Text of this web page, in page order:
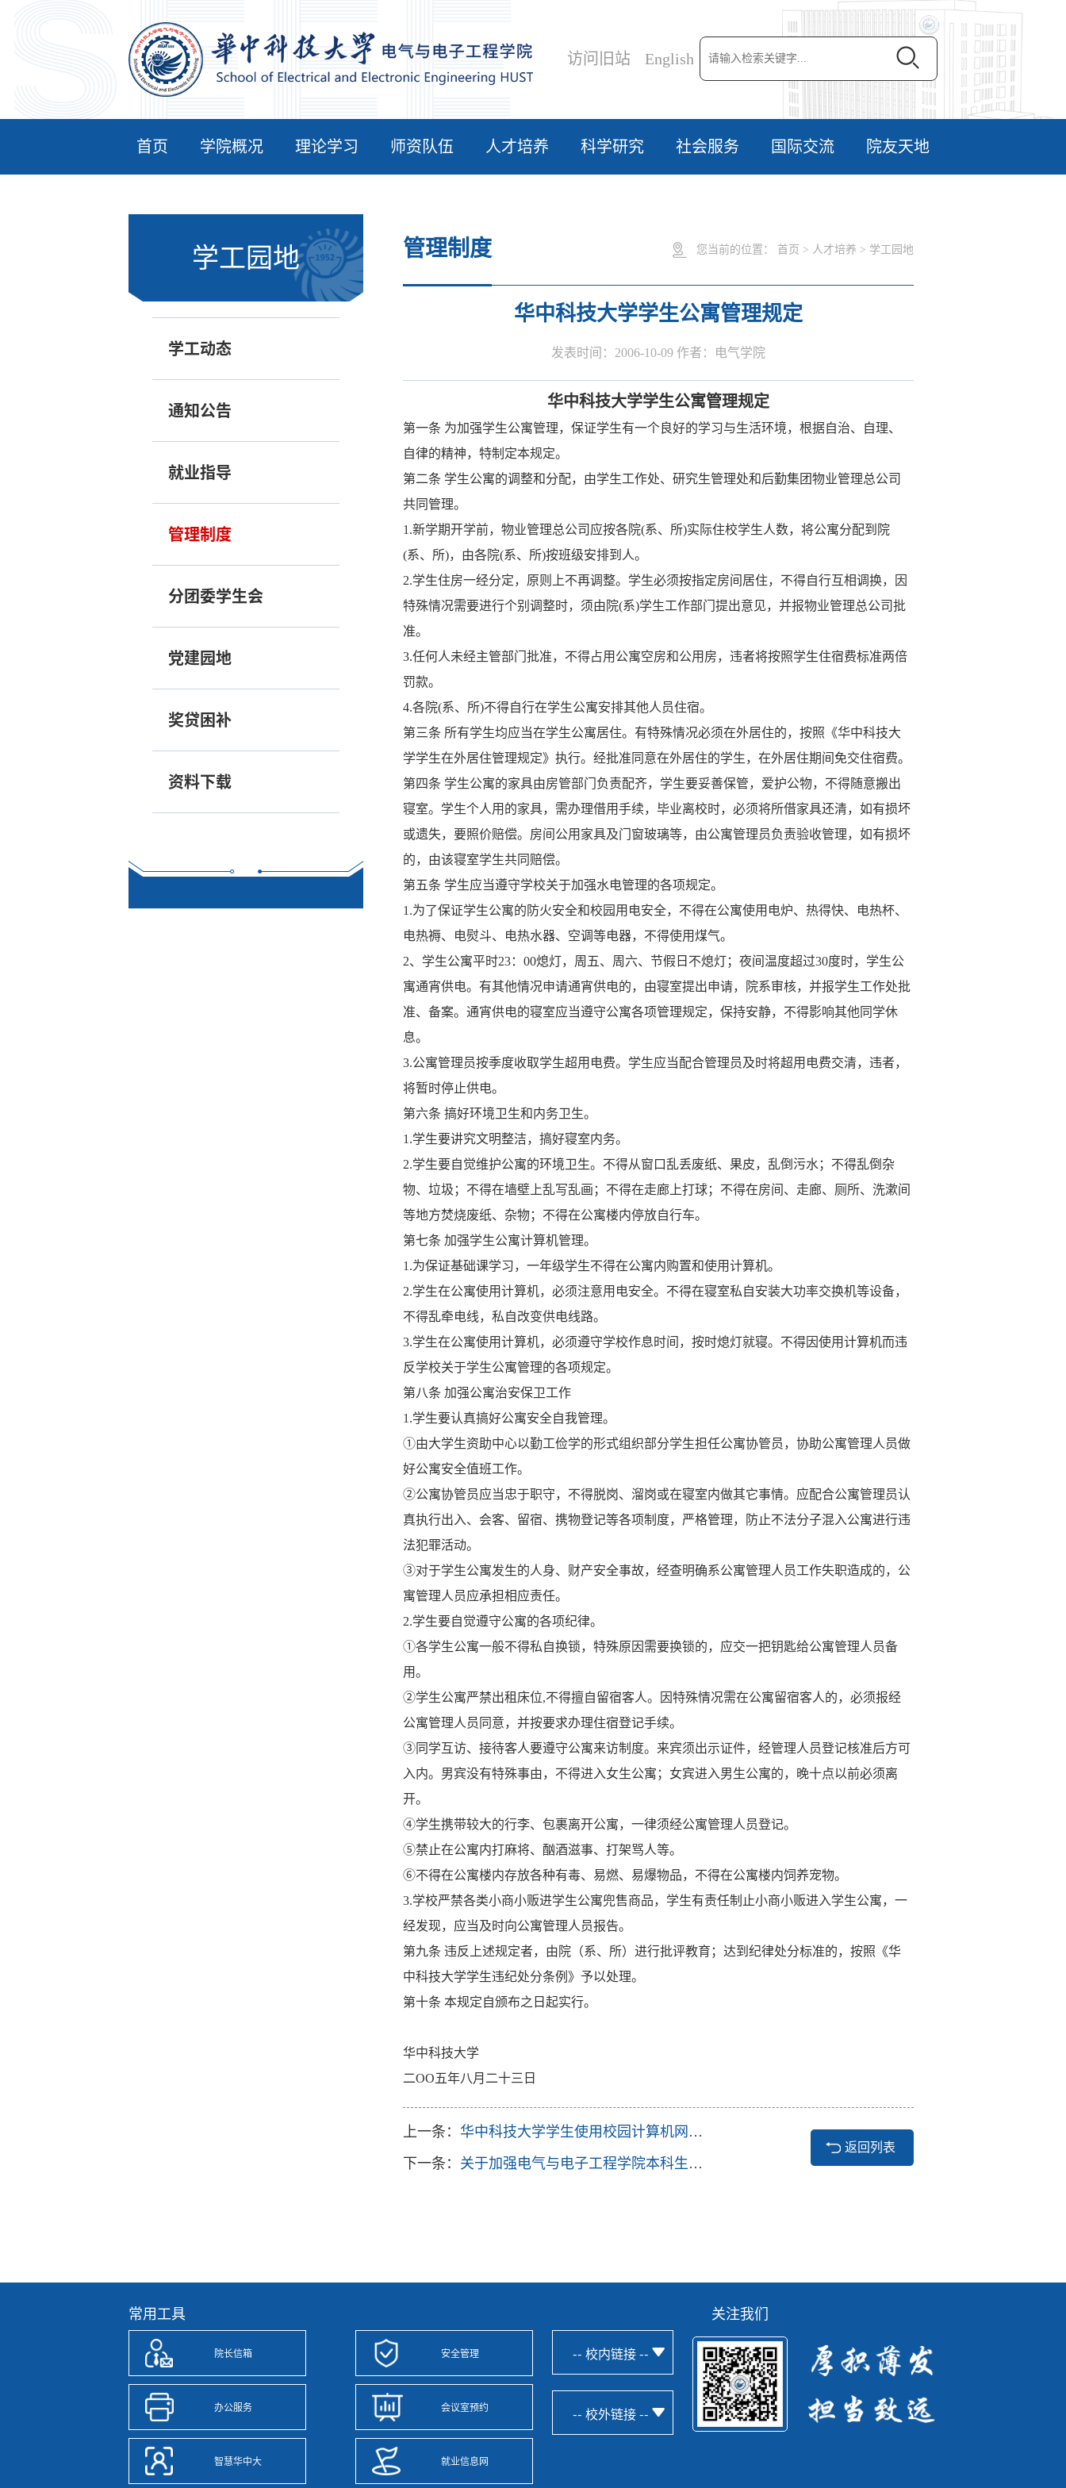
访问旧站 English
首页 学院概况 理论学习 师资队伍 人才培养 科学研究 社会服务 国际交流 院友天地
学工园地
学工动态
通知公告
就业指导
管理制度
分团委学生会
党建园地
奖贷困补
资料下载
管理制度 您当前的位置： 首页 > 人才培养 > 学工园地
华中科技大学学生公寓管理规定
发表时间：2006-10-09 作者：电气学院
华中科技大学学生公寓管理规定
第一条 为加强学生公寓管理，保证学生有一个良好的学习与生活环境，根据自治、自理、
自律的精神，特制定本规定。
第二条 学生公寓的调整和分配，由学生工作处、研究生管理处和后勤集团物业管理总公司
共同管理。
1.新学期开学前，物业管理总公司应按各院(系、所)实际住校学生人数，将公寓分配到院
(系、所)，由各院(系、所)按班级安排到人。
2.学生住房一经分定，原则上不再调整。学生必须按指定房间居住，不得自行互相调换，因
特殊情况需要进行个别调整时，须由院(系)学生工作部门提出意见，并报物业管理总公司批
准。
3.任何人未经主管部门批准，不得占用公寓空房和公用房，违者将按照学生住宿费标准两倍
罚款。
4.各院(系、所)不得自行在学生公寓安排其他人员住宿。
第三条 所有学生均应当在学生公寓居住。有特殊情况必须在外居住的，按照《华中科技大
学学生在外居住管理规定》执行。经批准同意在外居住的学生，在外居住期间免交住宿费。
第四条 学生公寓的家具由房管部门负责配齐，学生要妥善保管，爱护公物，不得随意搬出
寝室。学生个人用的家具，需办理借用手续，毕业离校时，必须将所借家具还清，如有损坏
或遗失，要照价赔偿。房间公用家具及门窗玻璃等，由公寓管理员负责验收管理，如有损坏
的，由该寝室学生共同赔偿。
第五条 学生应当遵守学校关于加强水电管理的各项规定。
1.为了保证学生公寓的防火安全和校园用电安全，不得在公寓使用电炉、热得快、电热杯、
电热褥、电熨斗、电热水器、空调等电器，不得使用煤气。
2、学生公寓平时23：00熄灯，周五、周六、节假日不熄灯；夜间温度超过30度时，学生公
寓通宵供电。有其他情况申请通宵供电的，由寝室提出申请，院系审核，并报学生工作处批
准、备案。通宵供电的寝室应当遵守公寓各项管理规定，保持安静，不得影响其他同学休
息。
3.公寓管理员按季度收取学生超用电费。学生应当配合管理员及时将超用电费交清，违者，
将暂时停止供电。
第六条 搞好环境卫生和内务卫生。
1.学生要讲究文明整洁，搞好寝室内务。
2.学生要自觉维护公寓的环境卫生。不得从窗口乱丢废纸、果皮，乱倒污水；不得乱倒杂
物、垃圾；不得在墙壁上乱写乱画；不得在走廊上打球；不得在房间、走廊、厕所、洗漱间
等地方焚烧废纸、杂物；不得在公寓楼内停放自行车。
第七条 加强学生公寓计算机管理。
1.为保证基础课学习，一年级学生不得在公寓内购置和使用计算机。
2.学生在公寓使用计算机，必须注意用电安全。不得在寝室私自安装大功率交换机等设备，
不得乱牵电线，私自改变供电线路。
3.学生在公寓使用计算机，必须遵守学校作息时间，按时熄灯就寝。不得因使用计算机而违
反学校关于学生公寓管理的各项规定。
第八条 加强公寓治安保卫工作
1.学生要认真搞好公寓安全自我管理。
①由大学生资助中心以勤工俭学的形式组织部分学生担任公寓协管员，协助公寓管理人员做
好公寓安全值班工作。
②公寓协管员应当忠于职守，不得脱岗、溜岗或在寝室内做其它事情。应配合公寓管理员认
真执行出入、会客、留宿、携物登记等各项制度，严格管理，防止不法分子混入公寓进行违
法犯罪活动。
③对于学生公寓发生的人身、财产安全事故，经查明确系公寓管理人员工作失职造成的，公
寓管理人员应承担相应责任。
2.学生要自觉遵守公寓的各项纪律。
①各学生公寓一般不得私自换锁，特殊原因需要换锁的，应交一把钥匙给公寓管理人员备
用。
②学生公寓严禁出租床位,不得擅自留宿客人。因特殊情况需在公寓留宿客人的，必须报经
公寓管理人员同意，并按要求办理住宿登记手续。
③同学互访、接待客人要遵守公寓来访制度。来宾须出示证件，经管理人员登记核准后方可
入内。男宾没有特殊事由，不得进入女生公寓；女宾进入男生公寓的，晚十点以前必须离
开。
④学生携带较大的行李、包裹离开公寓，一律须经公寓管理人员登记。
⑤禁止在公寓内打麻将、酗酒滋事、打架骂人等。
⑥不得在公寓楼内存放各种有毒、易燃、易爆物品，不得在公寓楼内饲养宠物。
3.学校严禁各类小商小贩进学生公寓兜售商品，学生有责任制止小商小贩进入学生公寓，一
经发现，应当及时向公寓管理人员报告。
第九条 违反上述规定者，由院（系、所）进行批评教育；达到纪律处分标准的，按照《华
中科技大学学生违纪处分条例》予以处理。
第十条 本规定自颁布之日起实行。
华中科技大学
二OO五年八月二十三日
上一条： 华中科技大学学生使用校园计算机网络管理办法
下一条： 关于加强电气与电子工程学院本科生学风建设的制度
返回列表
常用工具
院长信箱 安全管理
办公服务 会议室预约
智慧华中大 就业信息网
-- 校内链接 --
-- 校外链接 --
关注我们